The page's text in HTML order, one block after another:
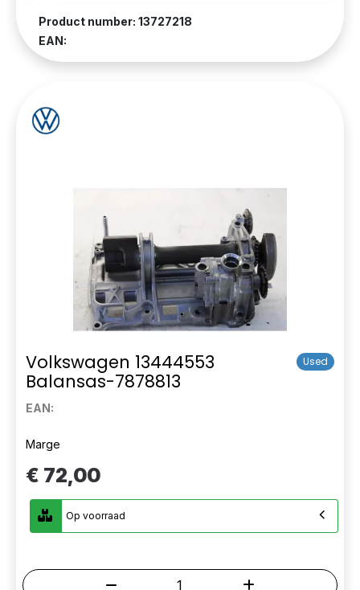
Product number: 13727218
EAN:
Volkswagen 13444553
Balansas-7878813
Used
EAN:
Marge
€ 72,00
Op voorraad